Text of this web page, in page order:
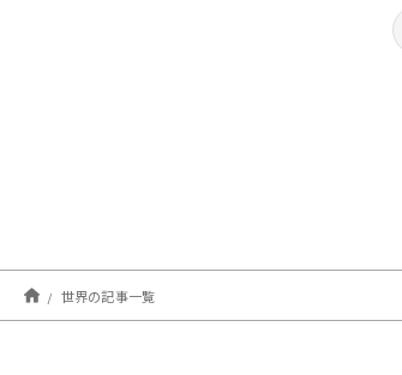
世界の記事一覧